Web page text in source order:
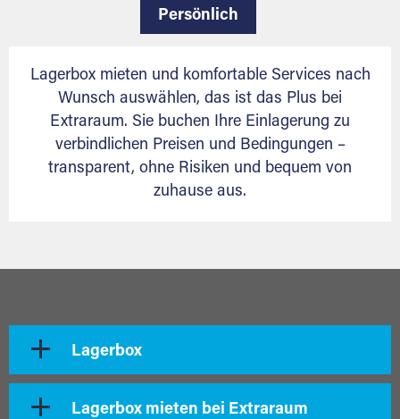
Persönlich
Lagerbox mieten und komfortable Services nach
Wunsch auswählen, das ist das Plus bei
Extraraum. Sie buchen Ihre Einlagerung zu
verbindlichen Preisen und Bedingungen –
transparent, ohne Risiken und bequem von
zuhause aus.
Lagerbox
Lagerbox mieten bei Extraraum